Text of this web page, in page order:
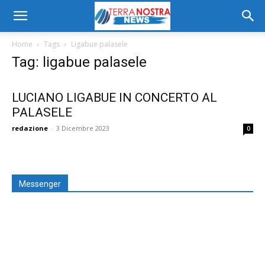
Home Tags Ligabue palasele
Tag: ligabue palasele
LUCIANO LIGABUE IN CONCERTO AL
PALASELE
redazione - 3 Dicembre 2023 0
Messenger